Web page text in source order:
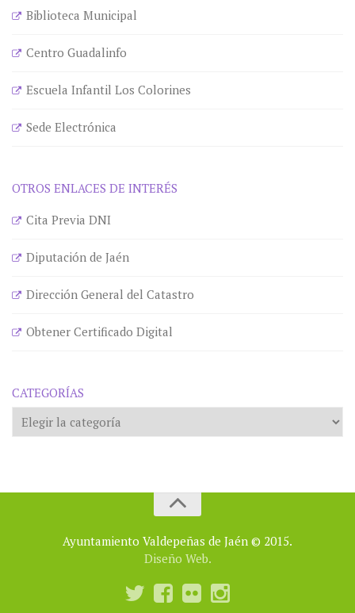
Biblioteca Municipal
Centro Guadalinfo
Escuela Infantil Los Colorines
Sede Electrónica
OTROS ENLACES DE INTERÉS
Cita Previa DNI
Diputación de Jaén
Dirección General del Catastro
Obtener Certificado Digital
CATEGORÍAS
Categorías
Ayuntamiento Valdepeñas de Jaén © 2015.
Diseño Web.